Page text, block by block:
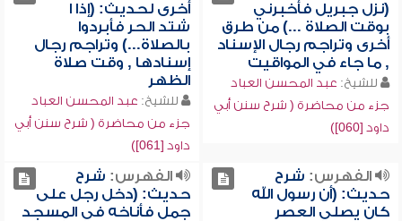
(نزل جبريل فأخبرني
بوقت الصلاة ...) من طرق
أخرى وتراجم رجال الإسناد
, ما جاء في المواقيت
للشيخ: عبد المحسن العباد
جزء من محاضرة ( شرح سنن أبي
داود [060])
أخرى لحديث: (إذا ا
شتد الحر فأبردوا
بالصلاة...) وتراجم رجال
إسنادها , وقت صلاة
الظهر
للشيخ: عبد المحسن العباد
جزء من محاضرة ( شرح سنن أبي
داود [061])
الفهرس: شرح
حديث: (أن رسول الله
كان يصلي العصر
الفهرس: شرح
حديث: (دخل رجل على
جمل فأناخه في المسجد